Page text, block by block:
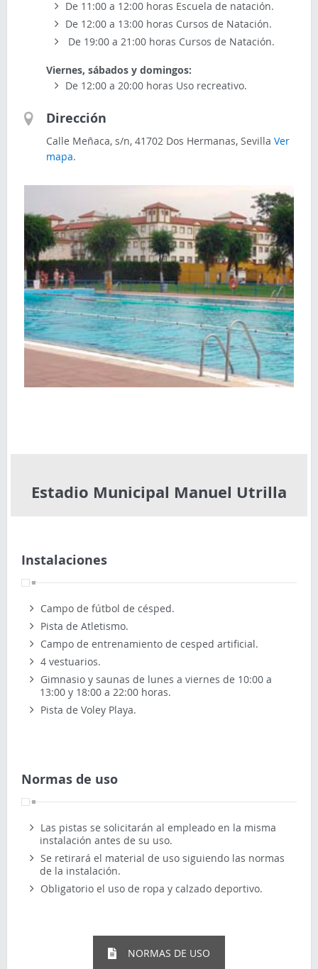
De 11:00 a 12:00 horas Escuela de natación.
De 12:00 a 13:00 horas Cursos de Natación.
De 19:00 a 21:00 horas Cursos de Natación.
Viernes, sábados y domingos:
De 12:00 a 20:00 horas Uso recreativo.
Dirección
Calle Meñaca, s/n, 41702 Dos Hermanas, Sevilla Ver
mapa.
Estadio Municipal Manuel Utrilla
Instalaciones
Campo de fútbol de césped.
Pista de Atletismo.
Campo de entrenamiento de cesped artificial.
4 vestuarios.
Gimnasio y saunas de lunes a viernes de 10:00 a
13:00 y 18:00 a 22:00 horas.
Pista de Voley Playa.
Normas de uso
Las pistas se solicitarán al empleado en la misma
instalación antes de su uso.
Se retirará el material de uso siguiendo las normas
de la instalación.
Obligatorio el uso de ropa y calzado deportivo.
NORMAS DE USO